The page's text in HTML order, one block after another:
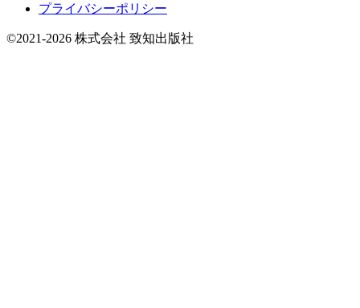
プライバシーポリシー
©2021-2026 株式会社 致知出版社